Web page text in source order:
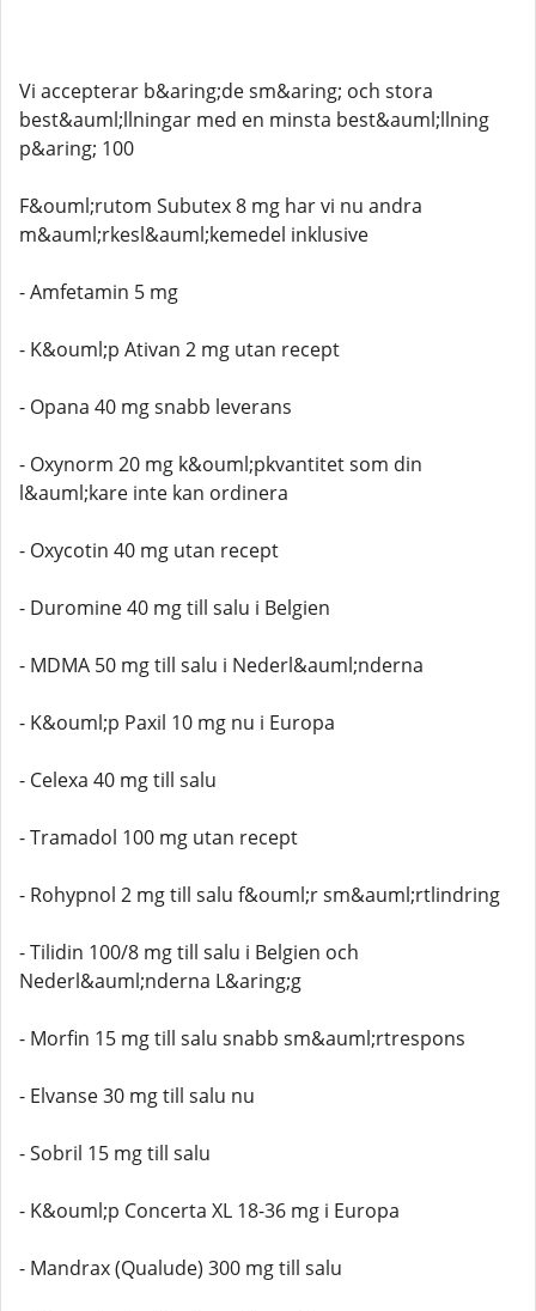
Vi accepterar b&aring;de sm&aring; och stora
best&auml;llningar med en minsta best&auml;llning
p&aring; 100
F&ouml;rutom Subutex 8 mg har vi nu andra
m&auml;rkesl&auml;kemedel inklusive
- Amfetamin 5 mg
- K&ouml;p Ativan 2 mg utan recept
- Opana 40 mg snabb leverans
- Oxynorm 20 mg k&ouml;pkvantitet som din
l&auml;kare inte kan ordinera
- Oxycotin 40 mg utan recept
- Duromine 40 mg till salu i Belgien
- MDMA 50 mg till salu i Nederl&auml;nderna
- K&ouml;p Paxil 10 mg nu i Europa
- Celexa 40 mg till salu
- Tramadol 100 mg utan recept
- Rohypnol 2 mg till salu f&ouml;r sm&auml;rtlindring
- Tilidin 100/8 mg till salu i Belgien och
Nederl&auml;nderna L&aring;g
- Morfin 15 mg till salu snabb sm&auml;rtrespons
- Elvanse 30 mg till salu nu
- Sobril 15 mg till salu
- K&ouml;p Concerta XL 18-36 mg i Europa
- Mandrax (Qualude) 300 mg till salu